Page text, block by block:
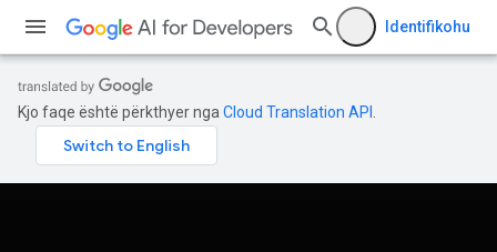
Identifikohu
Kjo faqe është përkthyer nga Cloud Translation API